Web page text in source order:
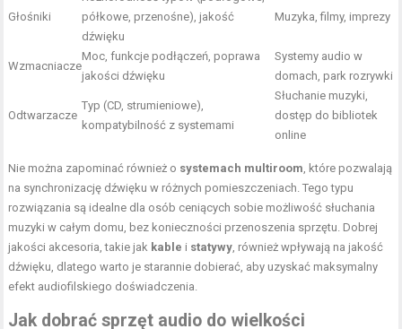
Głośniki
półkowe, przenośne), jakość
dźwięku
Muzyka, filmy, imprezy
Wzmacniacze
Moc, funkcje podłączeń, poprawa
jakości dźwięku
Systemy audio w
domach, park rozrywki
Odtwarzacze
Typ (CD, strumieniowe),
kompatybilność z systemami
Słuchanie muzyki,
dostęp do bibliotek
online
Nie można zapominać również o systemach multiroom, które pozwalają
na synchronizację dźwięku w różnych pomieszczeniach. Tego typu
rozwiązania są idealne dla osób ceniących sobie możliwość słuchania
muzyki w całym domu, bez konieczności przenoszenia sprzętu. Dobrej
jakości akcesoria, takie jak kable i statywy, również wpływają na jakość
dźwięku, dlatego warto je starannie dobierać, aby uzyskać maksymalny
efekt audiofilskiego doświadczenia.
Jak dobrać sprzęt audio do wielkości